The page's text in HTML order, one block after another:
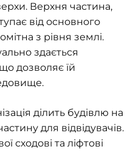
Верхня частина,
від основного
з рівня землі.
здається
дозволяє їй
ділить будівлю на
для відвідувачів.
сходові та ліфтові